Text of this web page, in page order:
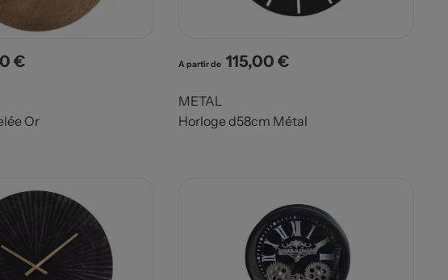
€
Or
A partir de Prix
115,00 €
METAL
Horloge d58cm Métal